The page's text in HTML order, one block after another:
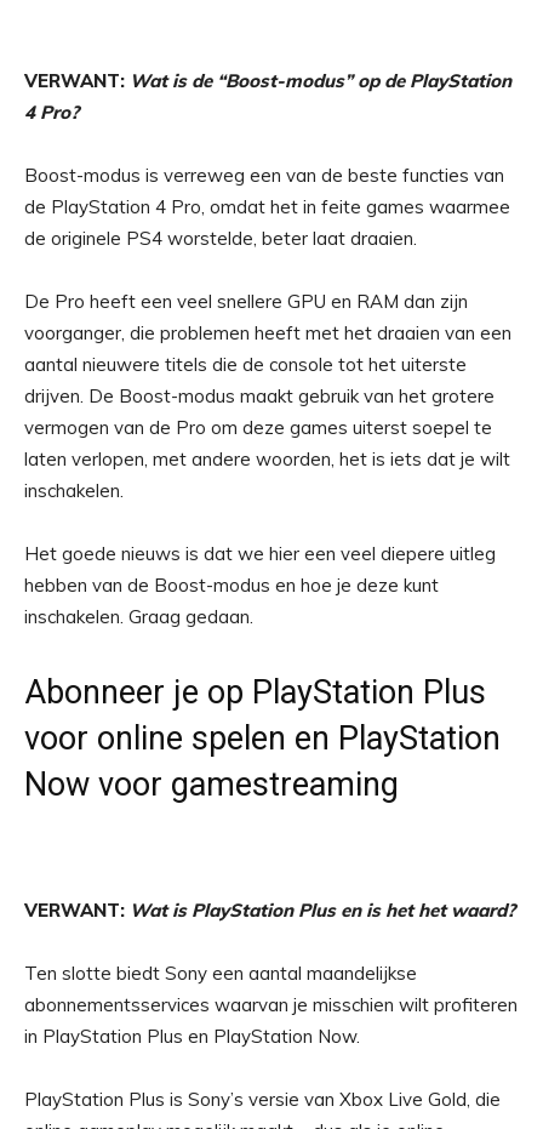
VERWANT: Wat is de “Boost-modus” op de PlayStation
4 Pro?
Boost-modus is verreweg een van de beste functies van
de PlayStation 4 Pro, omdat het in feite games waarmee
de originele PS4 worstelde, beter laat draaien.
De Pro heeft een veel snellere GPU en RAM dan zijn
voorganger, die problemen heeft met het draaien van een
aantal nieuwere titels die de console tot het uiterste
drijven. De Boost-modus maakt gebruik van het grotere
vermogen van de Pro om deze games uiterst soepel te
laten verlopen, met andere woorden, het is iets dat je wilt
inschakelen.
Het goede nieuws is dat we hier een veel diepere uitleg
hebben van de Boost-modus en hoe je deze kunt
inschakelen. Graag gedaan.
Abonneer je op PlayStation Plus
voor online spelen en PlayStation
Now voor gamestreaming
VERWANT: Wat is PlayStation Plus en is het het waard?
Ten slotte biedt Sony een aantal maandelijkse
abonnementsservices waarvan je misschien wilt profiteren
in PlayStation Plus en PlayStation Now.
PlayStation Plus is Sony’s versie van Xbox Live Gold, die